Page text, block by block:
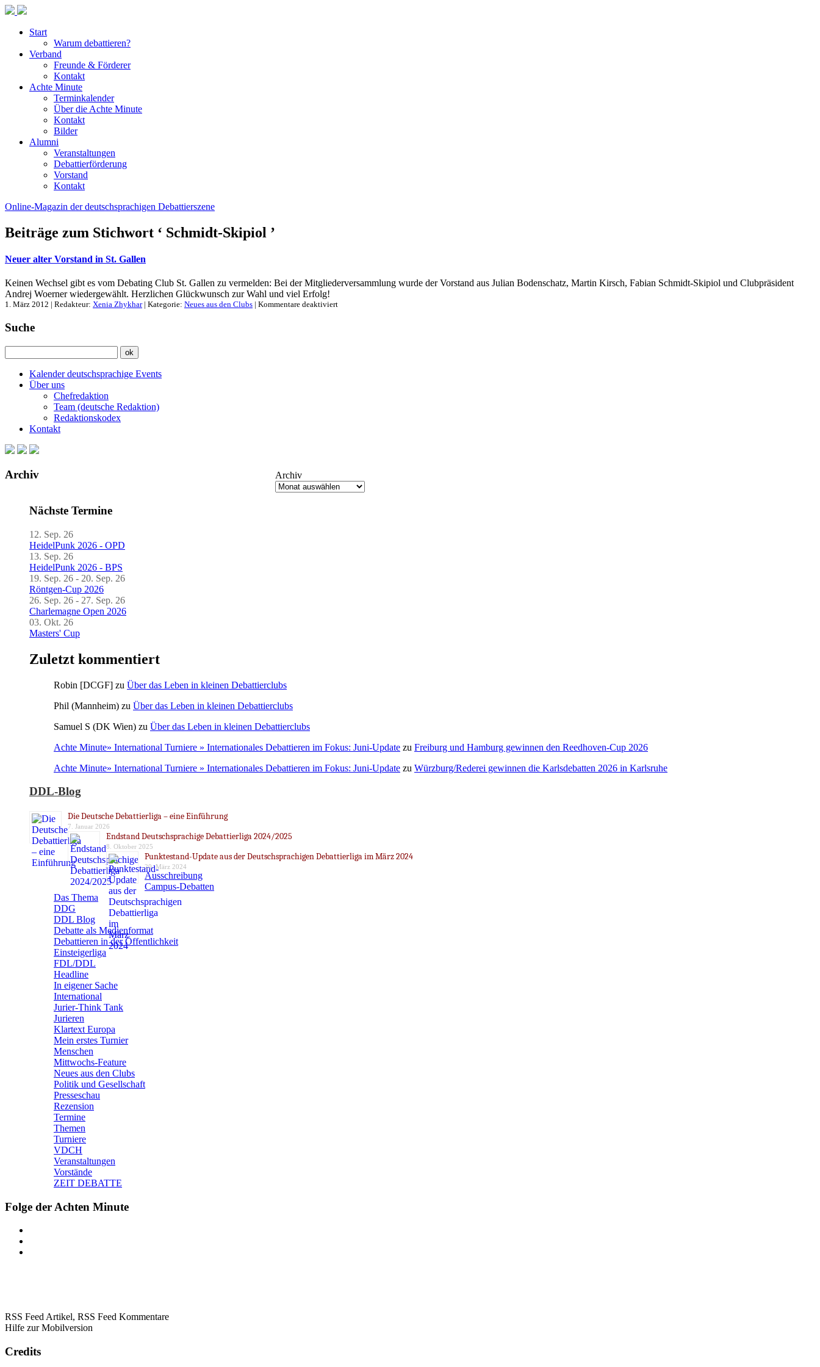
Start
Warum debattieren?
Verband
Freunde & Förderer
Kontakt
Achte Minute
Terminkalender
Über die Achte Minute
Kontakt
Bilder
Alumni
Veranstaltungen
Debattierförderung
Vorstand
Kontakt
Online-Magazin der deutschsprachigen Debattierszene
Beiträge zum Stichwort ‘ Schmidt-Skipiol ’
Neuer alter Vorstand in St. Gallen
Keinen Wechsel gibt es vom Debating Club St. Gallen zu vermelden: Bei der Mitgliederversammlung wurde der Vorstand aus Julian Bodenschatz, Martin Kirsch, Fabian Schmidt-Skipiol und Clubpräsident
Andrej Woerner wiedergewählt. Herzlichen Glückwunsch zur Wahl und viel Erfolg!
1. März 2012 | Redakteur: Xenia Zhykhar| Kategorie: Neues aus den Clubs | Kommentare deaktiviertfür
Suche
Kalender deutschsprachige Events
Über uns
Chefredaktion
Team (deutsche Redaktion)
Redaktionskodex
Kontakt
Archiv Archiv
Nächste Termine
12. Sep. 26
HeidelPunk 2026 - OPD
13. Sep. 26
HeidelPunk 2026 - BPS
19. Sep. 26 - 20. Sep. 26
Röntgen-Cup 2026
26. Sep. 26 - 27. Sep. 26
Charlemagne Open 2026
03. Okt. 26
Masters' Cup
Zuletzt kommentiert
Robin [DCGF] zu Über das Leben in kleinen Debattierclubs
Phil (Mannheim) zu Über das Leben in kleinen Debattierclubs
Samuel S (DK Wien) zu Über das Leben in kleinen Debattierclubs
Achte Minute» International Turniere » Internationales Debattieren im Fokus: Juni-Update zu Freiburg und Hamburg gewinnen den Reedhoven-Cup 2026
Achte Minute» International Turniere » Internationales Debattieren im Fokus: Juni-Update zu Würzburg/Rederei gewinnen die Karlsdebatten 2026 in Karlsruhe
DDL-Blog
Die Deutsche Debattierliga – eine Einführung
7. Januar 2026
Endstand Deutschsprachige Debattierliga 2024/2025
8. Oktober 2025
Punktestand-Update aus der Deutschsprachigen Debattierliga im März 2024
20. März 2024
Ausschreibung
Campus-Debatten
Das Thema
DDG
DDL Blog
Debatte als Medienformat
Debattieren in der Öffentlichkeit
Einsteigerliga
FDL/DDL
Headline
In eigener Sache
International
Jurier-Think Tank
Jurieren
Klartext Europa
Mein erstes Turnier
Menschen
Mittwochs-Feature
Neues aus den Clubs
Politik und Gesellschaft
Presseschau
Rezension
Termine
Themen
Turniere
VDCH
Veranstaltungen
Vorstände
ZEIT DEBATTE
Folge der Achten Minute
RSS Feed Artikel, RSS Feed Kommentare
Hilfe zur Mobilversion
Credits